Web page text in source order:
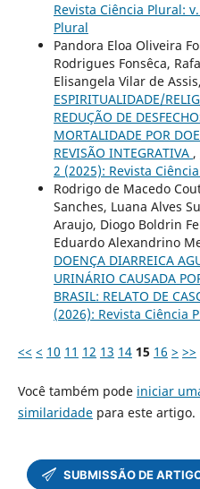
Revista Ciência Plural:
Plural
Pandora Eloa Oliveira
Rodrigues Fonsêca,
Elisangela Vilar de Assis,
ESPIRITUALIDADE/
REDUÇÃO DE
MORTALIDADE POR
REVISÃO INTEGRATIVA ,
2 (2025): Revista
Rodrigo de Macedo
Sanches, Luana Alves
Araujo, Diogo Boldrin
Eduardo Alexandrino
DOENÇA DIARREICA
URINÁRIO CAUSADA
BRASIL: RELATO DE
(2026): Revista Ciência
<< < 10 11 12 13 14 15 16 > >>
Você também pode iniciar
similaridadepara este artigo.